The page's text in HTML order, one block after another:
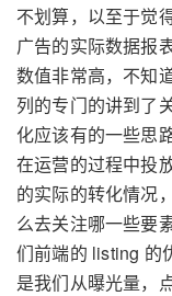
不划算，以至于觉
广告的实际数据报
数值非常高，不知
列的专门的讲到了
化应该有的一些思
在运营的过程中投
的实际的转化情况
么去关注哪一些要
们前端的 listing 的
是我们从曝光量，